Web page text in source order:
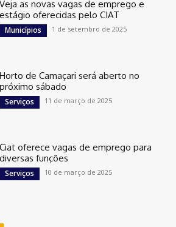
Veja as novas vagas de emprego e
estágio oferecidas pelo CIAT
Municípios 1 de setembro de 2025
Horto de Camaçari será aberto no
próximo sábado
Serviços 11 de março de 2025
Ciat oferece vagas de emprego para
diversas funções
Serviços 10 de março de 2025